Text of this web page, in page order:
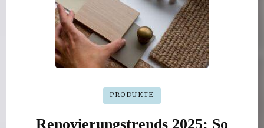
PRODUKTE
Renovierungstrends 2025: So